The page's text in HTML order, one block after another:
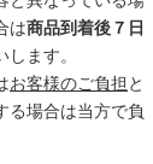
は商品到着後７日
ます。
お客様のご負担 と
る場合は当方で負